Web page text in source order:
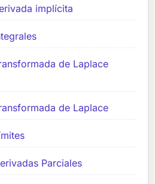
implícita
de Laplace
de Laplace
Parciales